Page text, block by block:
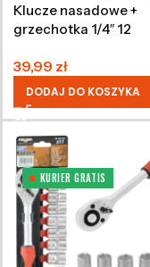
Klucze nasadowe +
grzechotka 1/4″ 12
39,99 zł
DODAJ DO KOSZYKA
KURIER GRATIS